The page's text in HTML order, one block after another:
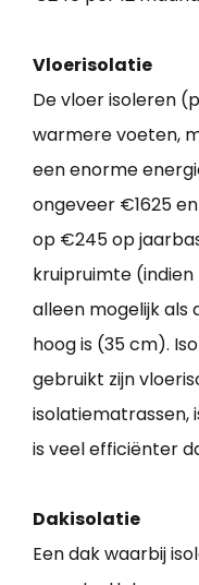
Vloerisolatie
De vloer isoleren
warmere voeten,
een enorme
ongeveer €1625
op €245 op
kruipruimte
alleen mogelijk als
hoog is (35 cm).
gebruikt zijn
isolatiematrassen,
is veel efficiënter
Dakisolatie
Een dak waarbij